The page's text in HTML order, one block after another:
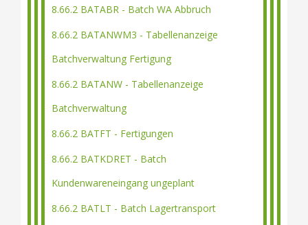
8.66.2 BATABR - Batch WA Abbruch
8.66.2 BATANWM3 - Tabellenanzeige
Batchverwaltung Fertigung
8.66.2 BATANW - Tabellenanzeige
Batchverwaltung
8.66.2 BATFT - Fertigungen
8.66.2 BATKDRET - Batch
Kundenwareneingang ungeplant
8.66.2 BATLT - Batch Lagertransport